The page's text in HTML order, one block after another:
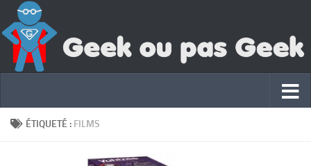
ÉTIQUETÉ : FILMS